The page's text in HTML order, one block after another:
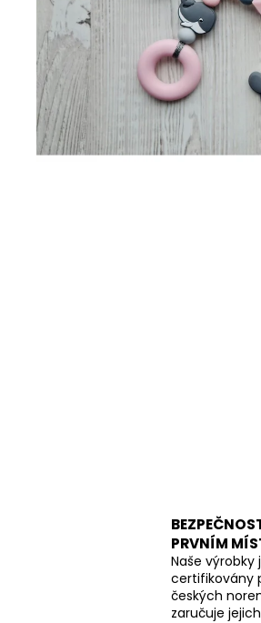
PRVNÍM
Naše výrobky
certifikovány
českých
zaručuje